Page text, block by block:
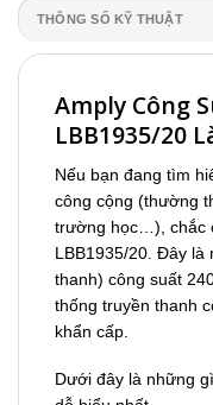
THÔNG SỐ KỸ THUẬT
Amply Công
LBB1935/20
Nếu bạn đang tìm
công cộng (thường
trường học…), chắc
LBB1935/20. Đây là
thanh) công suất
thống truyền thanh
khẩn cấp.
Dưới đây là những